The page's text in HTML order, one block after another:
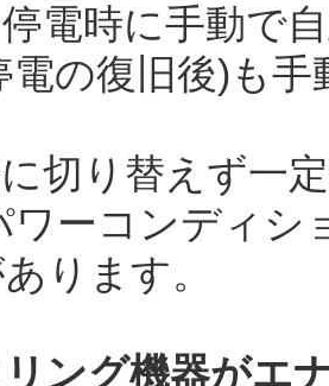
電時に手動で
電の復旧後)も
切り替えず一
ワーコンディシ
ります。
リング機器がエ